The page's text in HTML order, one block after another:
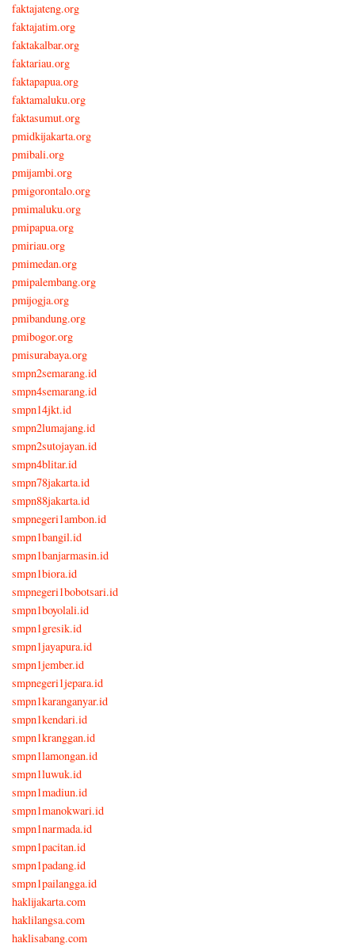
faktajateng.org
faktajatim.org
faktakalbar.org
faktariau.org
faktapapua.org
faktamaluku.org
faktasumut.org
pmidkijakarta.org
pmibali.org
pmijambi.org
pmigorontalo.org
pmimaluku.org
pmipapua.org
pmiriau.org
pmimedan.org
pmipalembang.org
pmijogja.org
pmibandung.org
pmibogor.org
pmisurabaya.org
smpn2semarang.id
smpn4semarang.id
smpn14jkt.id
smpn2lumajang.id
smpn2sutojayan.id
smpn4blitar.id
smpn78jakarta.id
smpn88jakarta.id
smpnegeri1ambon.id
smpn1bangil.id
smpn1banjarmasin.id
smpn1biora.id
smpnegeri1bobotsari.id
smpn1boyolali.id
smpn1gresik.id
smpn1jayapura.id
smpn1jember.id
smpnegeri1jepara.id
smpn1karanganyar.id
smpn1kendari.id
smpn1kranggan.id
smpn1lamongan.id
smpn1luwuk.id
smpn1madiun.id
smpn1manokwari.id
smpn1narmada.id
smpn1pacitan.id
smpn1padang.id
smpn1pailangga.id
haklijakarta.com
haklilangsa.com
haklisabang.com